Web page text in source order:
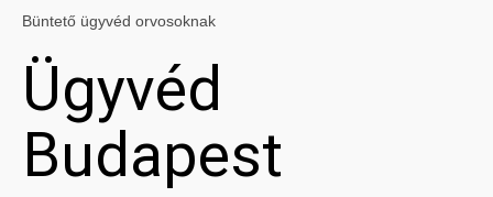
Büntető ügyvéd orvosoknak
Ügyvéd
Budapest